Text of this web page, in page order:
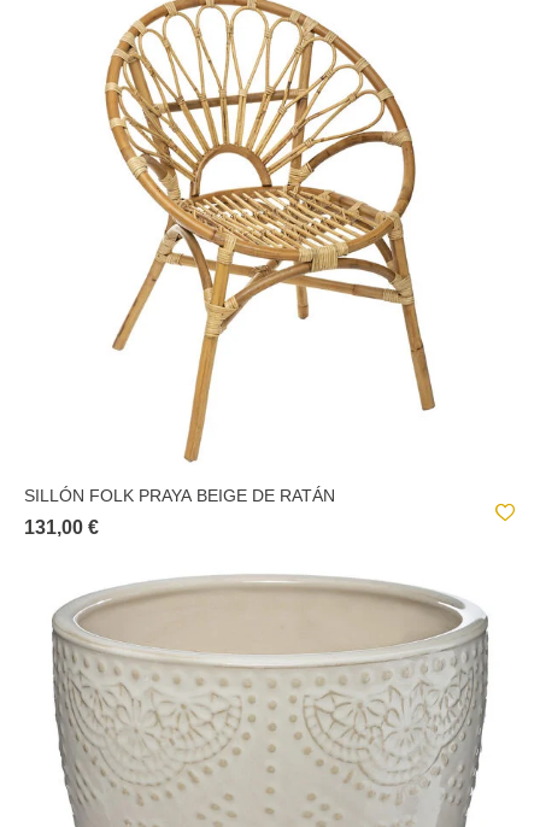
SILLÓN FOLK PRAYA BEIGE DE RATÁN
131,00 €